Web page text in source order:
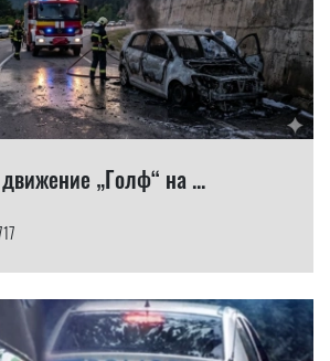
„Голф“ на ...